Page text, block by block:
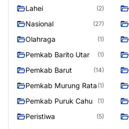
Lahei (2)
Nasional (27)
Olahraga (1)
Pemkab Barito Utar (1)
Pemkab Barut (14)
Pemkab Murung Rata (1)
Pemkab Puruk Cahu (1)
Peristiwa (5)